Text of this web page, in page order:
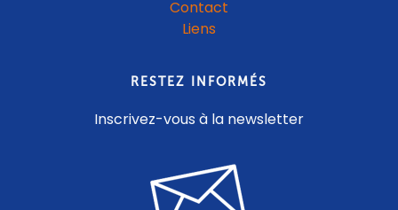
Contact
Liens
RESTEZ INFORMÉS
Inscrivez-vous à la newsletter